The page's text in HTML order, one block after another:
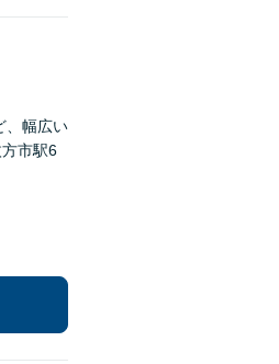
、幅広い
市駅6